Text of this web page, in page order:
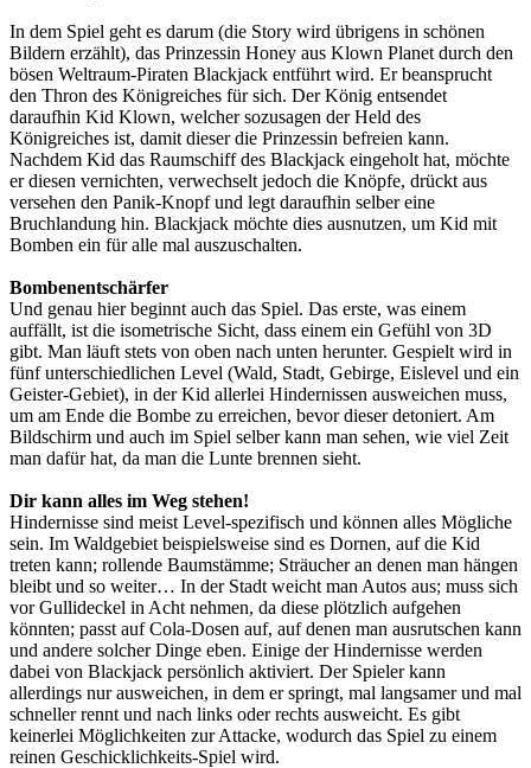
In dem Spiel geht es darum (die Story wird übrigens in schönen
Bildern erzählt), das Prinzessin Honey aus Klown Planet durch den
bösen Weltraum-Piraten Blackjack entführt wird. Er beansprucht
den Thron des Königreiches für sich. Der König entsendet
daraufhin Kid Klown, welcher sozusagen der Held des
Königreiches ist, damit dieser die Prinzessin befreien kann.
Nachdem Kid das Raumschiff des Blackjack eingeholt hat, möchte
er diesen vernichten, verwechselt jedoch die Knöpfe, drückt aus
versehen den Panik-Knopf und legt daraufhin selber eine
Bruchlandung hin. Blackjack möchte dies ausnutzen, um Kid mit
Bomben ein für alle mal auszuschalten.
Bombenentschärfer
Und genau hier beginnt auch das Spiel. Das erste, was einem
auffällt, ist die isometrische Sicht, dass einem ein Gefühl von 3D
gibt. Man läuft stets von oben nach unten herunter. Gespielt wird in
fünf unterschiedlichen Level (Wald, Stadt, Gebirge, Eislevel und ein
Geister-Gebiet), in der Kid allerlei Hindernissen ausweichen muss,
um am Ende die Bombe zu erreichen, bevor dieser detoniert. Am
Bildschirm und auch im Spiel selber kann man sehen, wie viel Zeit
man dafür hat, da man die Lunte brennen sieht.
Dir kann alles im Weg stehen!
Hindernisse sind meist Level-spezifisch und können alles Mögliche
sein. Im Waldgebiet beispielsweise sind es Dornen, auf die Kid
treten kann; rollende Baumstämme; Sträucher an denen man hängen
bleibt und so weiter… In der Stadt weicht man Autos aus; muss sich
vor Gullideckel in Acht nehmen, da diese plötzlich aufgehen
könnten; passt auf Cola-Dosen auf, auf denen man ausrutschen kann
und andere solcher Dinge eben. Einige der Hindernisse werden
dabei von Blackjack persönlich aktiviert. Der Spieler kann
allerdings nur ausweichen, in dem er springt, mal langsamer und mal
schneller rennt und nach links oder rechts ausweicht. Es gibt
keinerlei Möglichkeiten zur Attacke, wodurch das Spiel zu einem
reinen Geschicklichkeits-Spiel wird.